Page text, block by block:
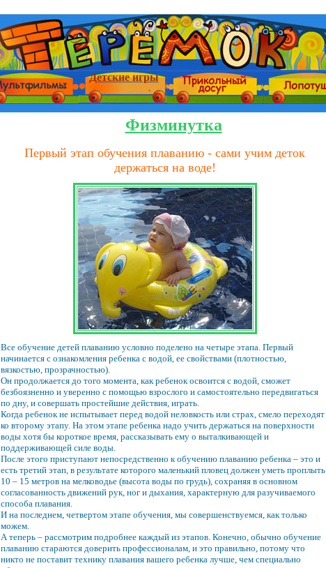
Детские игры
Физминутка
Первый этап обучения плаванию - сами учим деток
держаться на воде!
Все обучение детей плаванию условно поделено на четыре этапа. Первый
начинается с ознакомления ребенка с водой, ее свойствами (плотностью,
вязкостью, прозрачностью).
Он продолжается до того момента, как ребенок освоится с водой, сможет
безбоязненно и уверенно с помощью взрослого и самостоятельно передвигаться
по дну, и совершать простейшие действия, играть.
Когда ребенок не испытывает перед водой неловкость или страх, смело переходят
ко второму этапу. На этом этапе ребенка надо учить держаться на поверхности
воды хотя бы короткое время, рассказывать ему о выталкивающей и
поддерживающей силе воды.
После этого приступают непосредственно к обучению плаванию ребенка – это и
есть третий этап, в результате которого маленький пловец должен уметь проплыть
10 – 15 метров на мелководье (высота воды по грудь), сохраняя в основном
согласованность движений рук, ног и дыхания, характерную для разучиваемого
способа плавания.
И на последнем, четвертом этапе обучения, мы совершенствуемся, как только
можем.
А теперь – рассмотрим подробнее каждый из этапов. Конечно, обычно обучение
плаванию стараются доверить профессионалам, и это правильно, потому что
никто не поставит технику плавания вашего ребенка лучше, чем специально